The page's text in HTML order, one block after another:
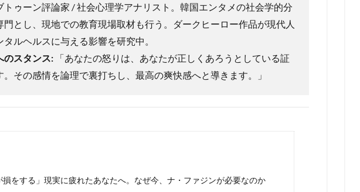
トゥーン評論家 / 社会心理学アナリスト。韓国エンタメの社会学的分
門とし、現地での教育現場取材も行う。ダークヒーロー作品が現代人
タルヘルスに与える影響を研究中。
のスタンス: 「あなたの怒りは、あなたが正しくあろうとしている証
。その感情を論理で裏打ちし、最高の爽快感へと導きます。」
損をする」現実に疲れたあなたへ。なぜ今、ナ・ファジンが必要なのか